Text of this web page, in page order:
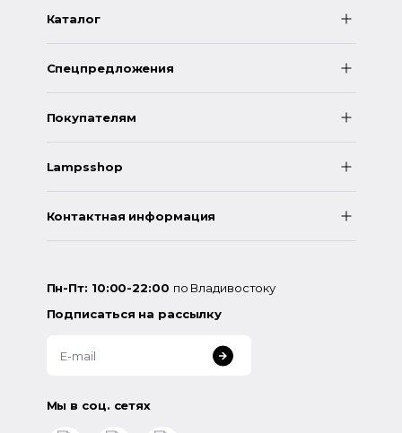
Каталог
Спецпредложения
Покупателям
Lampsshop
Контактная информация
Пн-Пт: 10:00-22:00 по Владивостоку
Подписаться на рассылку
Мы в соц. сетях